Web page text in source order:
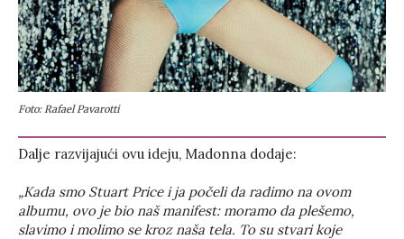
Foto: Rafael Pavarotti
Dalje razvijajući ovu ideju, Madonna dodaje:
„Kada smo Stuart Price i ja počeli da radimo na ovom
albumu, ovo je bio naš manifest: moramo da plešemo,
slavimo i molimo se kroz naša tela. To su stvari koje